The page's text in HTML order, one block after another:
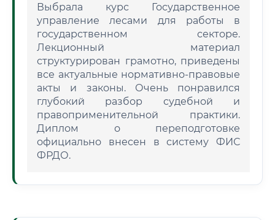
Выбрала курс Государственное
управление лесами для работы в
государственном секторе.
Лекционный материал
структурирован грамотно, приведены
все актуальные нормативно-правовые
акты и законы. Очень понравился
глубокий разбор судебной и
правоприменительной практики.
Диплом о переподготовке
официально внесен в систему ФИС
ФРДО.